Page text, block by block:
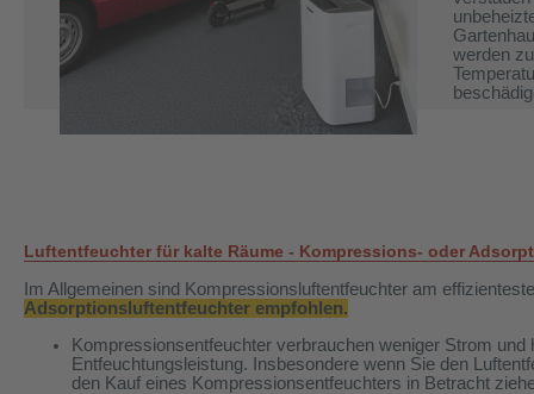
werden
Luftentfeuchter für kalte Räume - Kompressions- oder
Im Allgemeinen sind Kompressionsluftentfeuchter am
Adsorptionsluftentfeuchter empfohlen.
Kompressionsentfeuchter verbrauchen weniger Strom und
Entfeuchtungsleistung. Insbesondere wenn Sie den
den Kauf eines Kompressionsentfeuchters in Betracht